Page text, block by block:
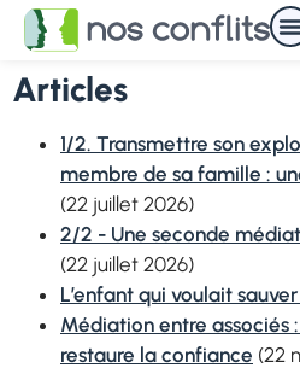
Articles
1/2. Transmettre son
membre de sa famille :
(22 juillet 2026)
2/2 - Une seconde
(22 juillet 2026)
L’enfant qui voulait
Médiation entre associés
restaure la confiance (22